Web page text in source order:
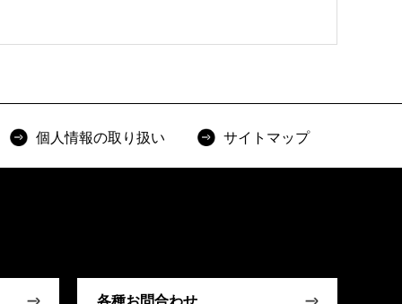
個人情報の取り扱い サイトマップ
各種お問合わせ